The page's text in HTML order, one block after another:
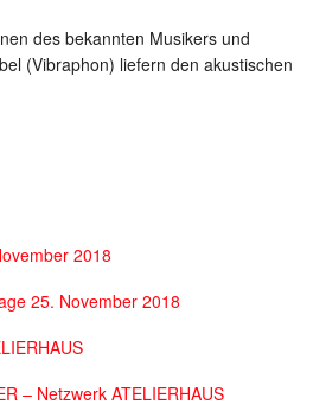
des bekannten Musikers und
(Vibraphon) liefern den akustischen
2018
25. November 2018
– Netzwerk ATELIERHAUS